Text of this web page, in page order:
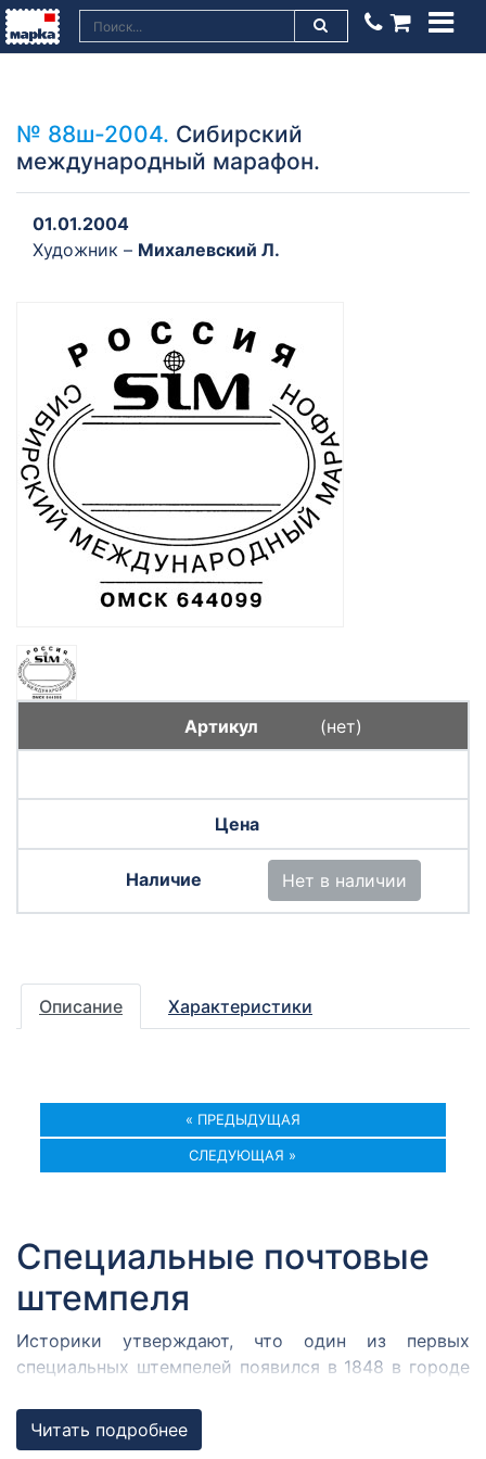
№ 88ш-2004. Сибирский
международный марафон.
01.01.2004
Художник – Михалевский Л.
(нет)
Нет в наличии
Описание Характеристики
« ПРЕДЫДУЩАЯ
СЛЕДУЮЩАЯ »
Специальные почтовые
штемпеля
Историки утверждают, что один из первых
специальных штемпелей появился в 1848 в городе
собрался Кромержижский парламент.
Парламентарии решили отметить его работу
Читать подробнее